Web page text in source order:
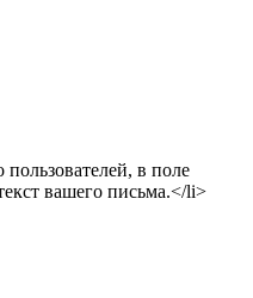
в поле
вашего письма.</li>